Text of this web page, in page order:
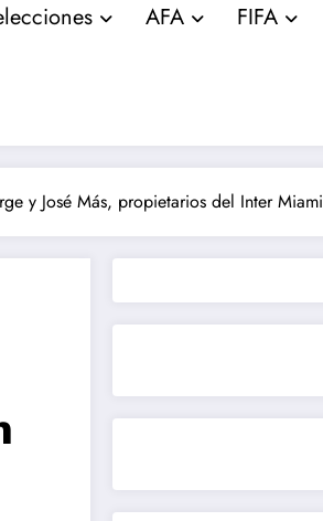
AFA FIFA
y José Más, propietarios del Inter Miami